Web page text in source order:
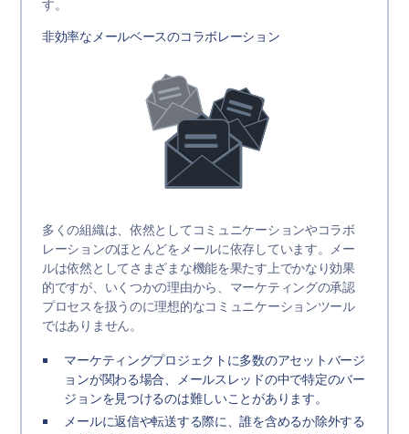
す。
非効率なメールベースのコラボレーション
多くの組織は、依然としてコミュニケーションやコラボ
レーションのほとんどをメールに依存しています。メー
ルは依然としてさまざまな機能を果たす上でかなり効果
的ですが、いくつかの理由から、マーケティングの承認
プロセスを扱うのに理想的なコミュニケーションツール
ではありません。
マーケティングプロジェクトに多数のアセットバージ
ョンが関わる場合、メールスレッドの中で特定のバー
ジョンを見つけるのは難しいことがあります。
メールに返信や転送する際に、誰を含めるか除外する